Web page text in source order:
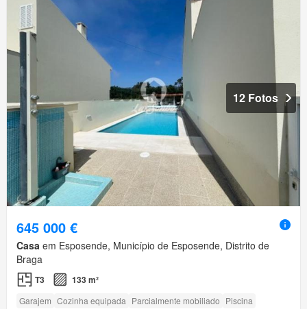
12 Fotos
645 000 €
Casa em Esposende, Município de Esposende, Distrito de
Braga
T3 133 m²
Garajem Cozinha equipada Parcialmente mobiliado Piscina